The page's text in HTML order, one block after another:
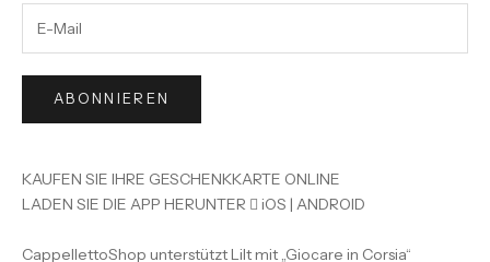
ABONNIEREN
KAUFEN SIE IHRE GESCHENKKARTE ONLINE
LADEN SIE DIE APP HERUNTER  iOS | ANDROID
CappellettoShop unterstützt Lilt mit „Giocare in Corsia“